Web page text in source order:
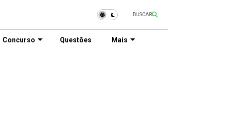
BUSCAR
Concurso Questões Mais